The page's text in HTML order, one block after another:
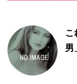
こ
男